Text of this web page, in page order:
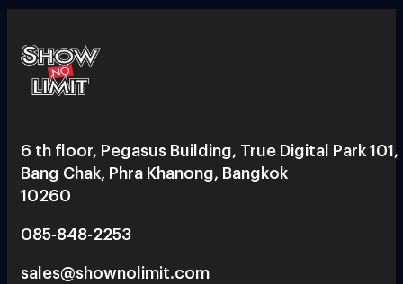
6 th floor, Pegasus Building, True Digital Park 101,
Bang Chak, Phra Khanong, Bangkok
10260
085-848-2253
sales@shownolimit.com